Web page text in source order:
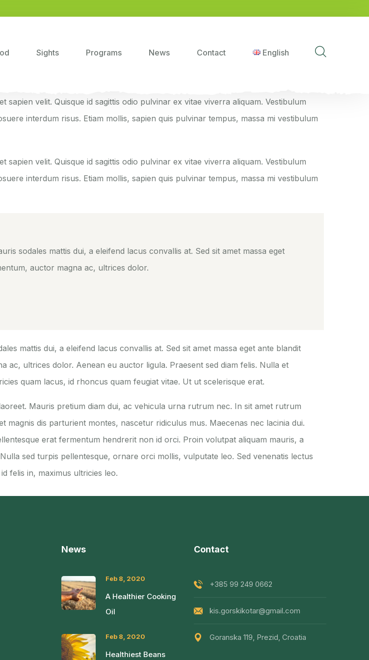
Sights Programs News Contact English
velit. Quisque id sagittis odio pulvinar ex vitae viverra aliquam. Vestibulum
interdum risus. Etiam mollis, sapien quis pulvinar tempus, massa mi vestibulum
velit. Quisque id sagittis odio pulvinar ex vitae viverra aliquam. Vestibulum
interdum risus. Etiam mollis, sapien quis pulvinar tempus, massa mi vestibulum
sodales mattis dui, a eleifend lacus convallis at. Sed sit amet massa eget
auctor magna ac, ultrices dolor.
mattis dui, a eleifend lacus convallis at. Sed sit amet massa eget ante blandit
ac, ultrices dolor. Aenean eu auctor ligula. Praesent sed diam felis. Nulla et
quam lacus, id rhoncus quam feugiat vitae. Ut ut scelerisque erat.
Mauris pretium diam dui, ac vehicula urna rutrum nec. In sit amet rutrum
magnis dis parturient montes, nascetur ridiculus mus. Maecenas nec lacinia dui.
erat fermentum hendrerit non id orci. Proin volutpat aliquam mauris, a
sed turpis pellentesque, ornare orci mollis, vulputate leo. Sed venenatis lectus
felis in, maximus ultricies leo.
News
Feb 8, 2020
A Healthier Cooking
Oil
Feb 8, 2020
Healthiest Beans
Contact
+385 99 249 0662
kis.gorskikotar@gmail.com
Goranska 119, Prezid, Croatia